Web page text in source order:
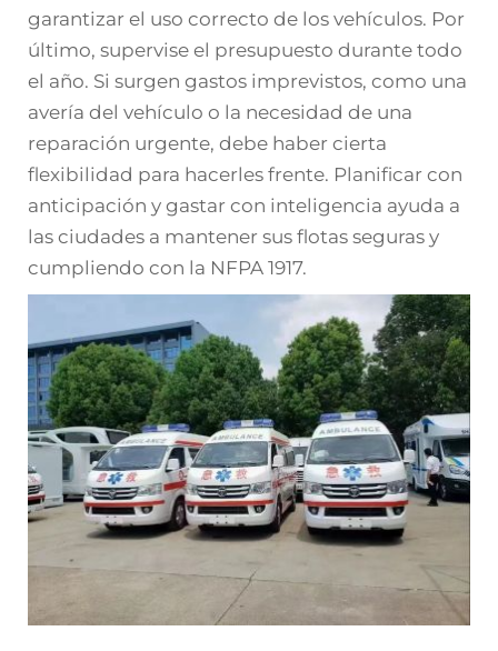
garantizar el uso correcto de los vehículos. Por
último, supervise el presupuesto durante todo
el año. Si surgen gastos imprevistos, como una
avería del vehículo o la necesidad de una
reparación urgente, debe haber cierta
flexibilidad para hacerles frente. Planificar con
anticipación y gastar con inteligencia ayuda a
las ciudades a mantener sus flotas seguras y
cumpliendo con la NFPA 1917.